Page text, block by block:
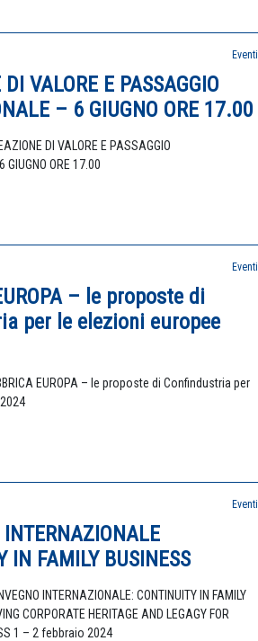
Eventi
VALORE E PASSAGGIO
– 6 GIUGNO ORE 17.00
DI VALORE E PASSAGGIO
GIUGNO ORE 17.00
Eventi
– le proposte di
per le elezioni europee
EUROPA – le proposte di Confindustria per
Eventi
INTERNAZIONALE
IN FAMILY BUSINESS
INTERNAZIONALE: CONTINUITY IN FAMILY
CORPORATE HERITAGE AND LEGAGY FOR
1 – 2 febbraio 2024